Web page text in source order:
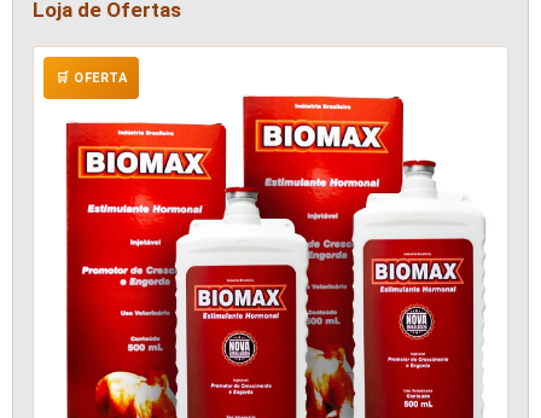
Loja de Ofertas
🛒 OFERTA